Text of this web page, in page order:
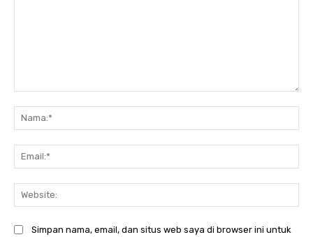
Simpan nama, email, dan situs web saya di browser ini untuk